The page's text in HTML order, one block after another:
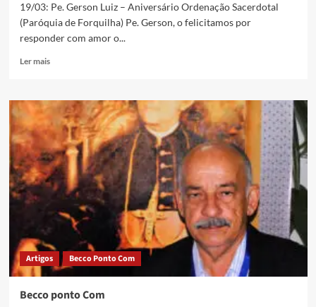
19/03: Pe. Gerson Luiz – Aniversário Ordenação Sacerdotal
(Paróquia de Forquilha) Pe. Gerson, o felicitamos por
responder com amor o...
Ler mais
Artigos Becco Ponto Com
Becco ponto Com